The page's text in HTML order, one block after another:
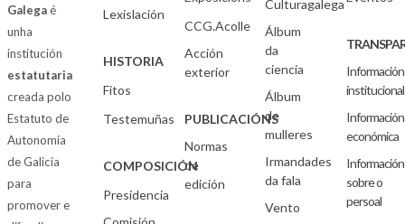
Galegaé
unha
institución
estatutaria
creada polo
Estatuto de
Autonomía
de Galicia
para
promover e
Lexislación
HISTORIA
Fitos
Testemuñas
COMPOSICIÓN
Presidencia
CCG.Acolle
Acción
exterior
PUBLICACIÓNS
Normas
de
edición
Culturagalega
Álbum
da
ciencia
Álbum
de
mulleres
Irmandades
da fala
Vento
Información
institucional
Información
económica
Información
sobre o
persoal